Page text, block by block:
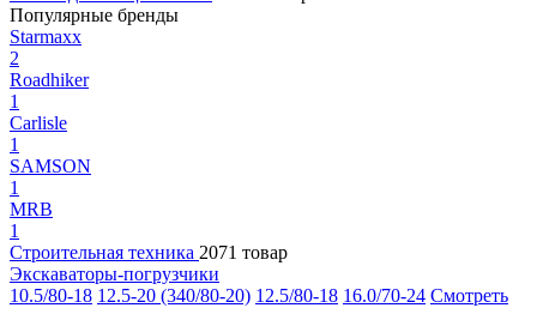
Популярные бренды
Starmaxx
2
Roadhiker
1
Carlisle
1
SAMSON
1
MRB
1
Строительная техника 2071 товар
Экскаваторы-погрузчики
10.5/80-18 12.5-20 (340/80-20) 12.5/80-18 16.0/70-24 Смотреть